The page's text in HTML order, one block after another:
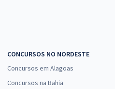
CONCURSOS NO NORDESTE
Concursos em Alagoas
Concursos na Bahia